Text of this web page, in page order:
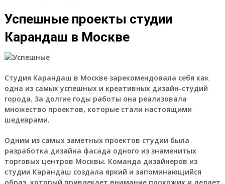
Успешные проекты студии
Карандаш в Москве
Студия Карандаш в Москве зарекомендовала себя как
одна из самых успешных и креативных дизайн-студий
города. За долгие годы работы она реализовала
множество проектов, которые стали настоящими
шедеврами.
Одним из самых заметных проектов студии была
разработка дизайна фасада одного из знаменитых
торговых центров Москвы. Команда дизайнеров из
студии Карандаш создала яркий и запоминающийся